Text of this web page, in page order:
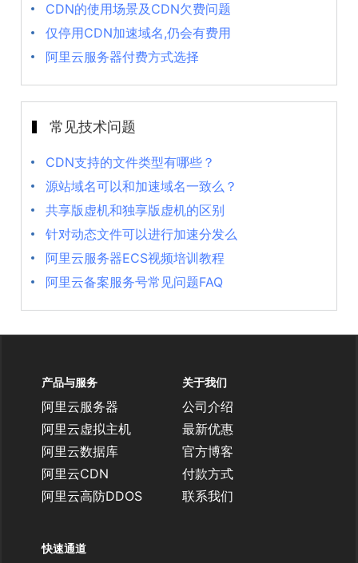
CDN的使用场景及CDN欠费问题
仅停用CDN加速域名,仍会有费用
阿里云服务器付费方式选择
常见技术问题
CDN支持的文件类型有哪些？
源站域名可以和加速域名一致么？
共享版虚机和独享版虚机的区别
针对动态文件可以进行加速分发么
阿里云服务器ECS视频培训教程
阿里云备案服务号常见问题FAQ
产品与服务
阿里云服务器
阿里云虚拟主机
阿里云数据库
阿里云CDN
阿里云高防DDOS
关于我们
公司介绍
最新优惠
官方博客
付款方式
联系我们
快速通道